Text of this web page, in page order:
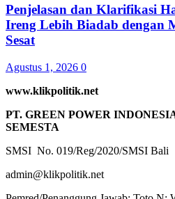
Penjelasan dan Klarifikasi
Ireng Lebih Biadab dengan
Sesat
Agustus 1, 2026 0
www.klikpolitik.net
PT. GREEN POWER
SEMESTA
SMSI No. 019/Reg/2020/SMSI Bali
admin@klikpolitik.net